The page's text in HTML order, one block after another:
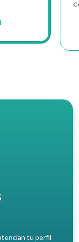
tu perfil